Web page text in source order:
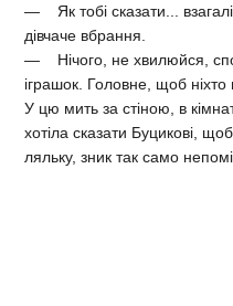
— Як тобі сказати...
дівчаче вбрання.
— Нічого, не хвилюйся,
іграшок. Головне, щоб
У цю мить за стіною, в
хотіла сказати Буцикові,
ляльку, зник так само